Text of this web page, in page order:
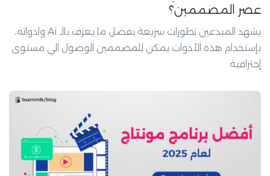
عصر المصممين؟
يشهد المبدعين تطورات سريعة بفضل ما يعرف بالـ Ai وادواته،
بإستخدام هذه الأدوات يمكن للمصممين الوصول الي مستوى
إحترافية